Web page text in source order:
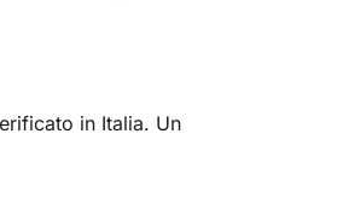
in Italia. Un